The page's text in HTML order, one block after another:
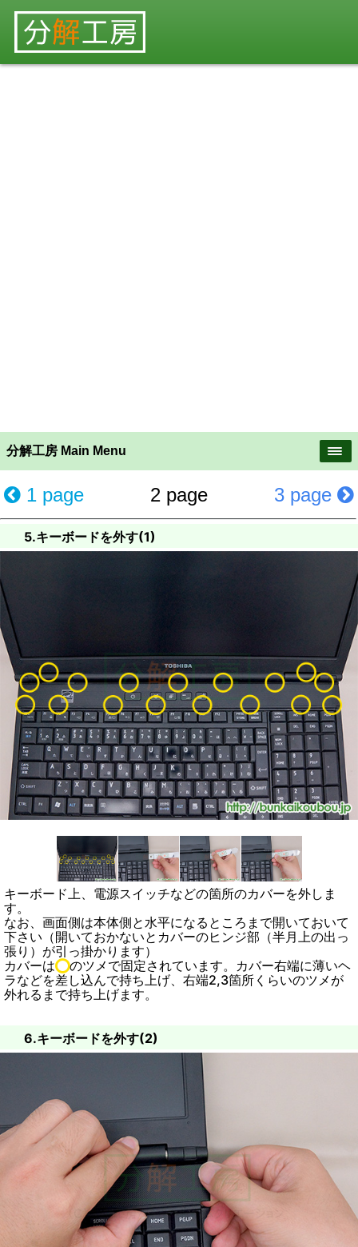
分解工房 Main Menu
1 page 2 page 3 page
5.キーボードを外す(1)
キーボード上、電源スイッチなどの箇所のカバーを外しま
す。
なお、画面側は本体側と水平になるところまで開いておいて
下さい（開いておかないとカバーのヒンジ部（半月上の出っ
張り）が引っ掛かります）
カバーは
のツメで固定されています。カバー右端に薄いヘ
ラなどを差し込んで持ち上げ、右端2,3箇所くらいのツメが
外れるまで持ち上げます。
6.キーボードを外す(2)